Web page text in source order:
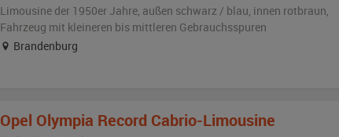
Limousine der 1950er Jahre, außen schwarz / blau, innen rotbraun,
Fahrzeug mit kleineren bis mittleren Gebrauchsspuren
Brandenburg
Opel Olympia Record Cabrio-Limousine